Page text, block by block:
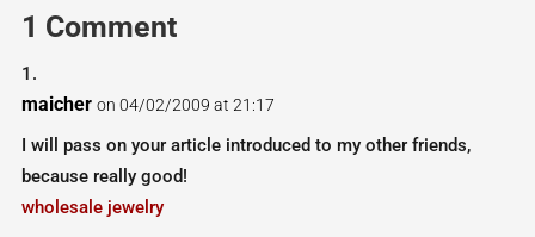
1 Comment
maicher on 04/02/2009 at 21:17
I will pass on your article introduced to my other friends,
because really good!
wholesale jewelry